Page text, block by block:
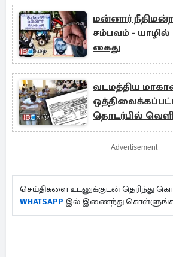
மன்னார் நீதிமன்ற
சம்பவம் -
கைது
வடமத்திய
தொடர்பில்
Advertisement
செய்திகளை உடனுக்குடன் தெரிந்து
WHATSAPP இல் இணைந்து